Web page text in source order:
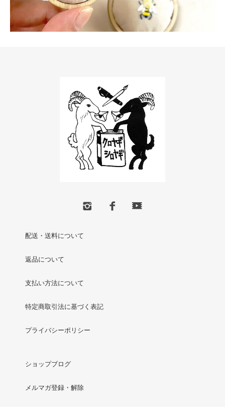
配送・送料について
返品について
支払い方法について
特定商取引法に基づく表記
プライバシーポリシー
ショップブログ
メルマガ登録・解除